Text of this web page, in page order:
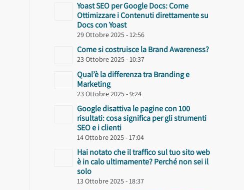
Yoast SEO per Google Docs: Come
Ottimizzare i Contenuti direttamente su
Docs con Yoast
29 Ottobre 2025 - 12:56
Come si costruisce la Brand Awareness?
23 Ottobre 2025 - 10:37
Qual’è la differenza tra Branding e
Marketing
23 Ottobre 2025 - 9:24
Google disattiva le pagine con 100
risultati: cosa significa per gli strumenti
SEO e i clienti
14 Ottobre 2025 - 17:04
Hai notato che il traffico sul tuo sito web
è in calo ultimamente? Perché non sei il
solo
13 Ottobre 2025 - 18:37